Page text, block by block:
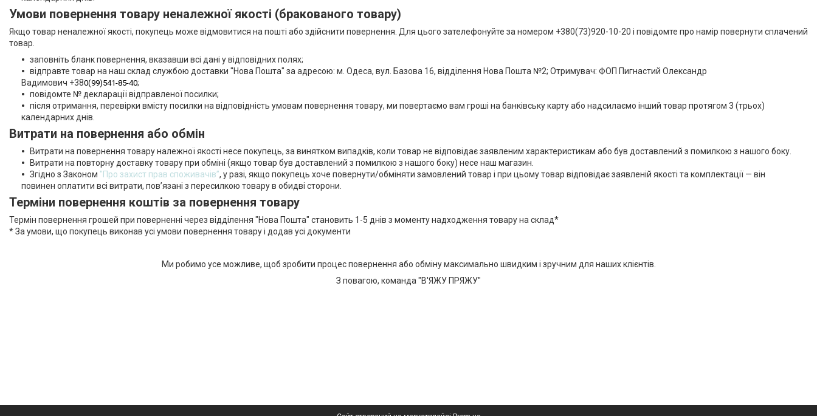
Умови повернення товару неналежної якості (бракованого товару)
Якщо товар неналежної якості, покупець може відмовитися на пошті або здійснити повернення. Для цього зателефонуйте за номером +380(73)920-10-20 і повідомте про намір повернути сплачений
товар.
заповніть бланк повернення, вказавши всі дані у відповідних полях;
відправте товар на наш склад службою доставки "Нова Пошта" за адресою: м. Одеса, вул. Базова 16, відділення Нова Пошта №2; Отримувач: ФОП Пигнастий Олександр
Вадимович +380(99)541-85-40;
повідомте № декларації відправленої посилки;
після отримання, перевірки вмісту посилки на відповідність умовам повернення товару, ми повертаємо вам гроші на банківську карту або надсилаємо інший товар протягом 3 (трьох)
календарних днів.
Витрати на повернення або обмін
Витрати на повернення товару належної якості несе покупець, за винятком випадків, коли товар не відповідає заявленим характеристикам або був доставлений з помилкою з нашого боку.
Витрати на повторну доставку товару при обміні (якщо товар був доставлений з помилкою з нашого боку) несе наш магазин.
Згідно з Законом "Про захист прав споживачів”, у разі, якщо покупець хоче повернути/обміняти замовлений товар і при цьому товар відповідає заявленій якості та комплектації — він
повинен оплатити всі витрати, пов’язані з пересилкою товару в обидві сторони.
Терміни повернення коштів за повернення товару
Термін повернення грошей при поверненні через відділення "Нова Пошта" становить 1-5 днів з моменту надходження товару на склад*
* За умови, що покупець виконав усі умови повернення товару і додав усі документи
Ми робимо усе можливе, щоб зробити процес повернення або обміну максимально швидким і зручним для наших клієнтів.
З повагою, команда "В'ЯЖУ ПРЯЖУ"